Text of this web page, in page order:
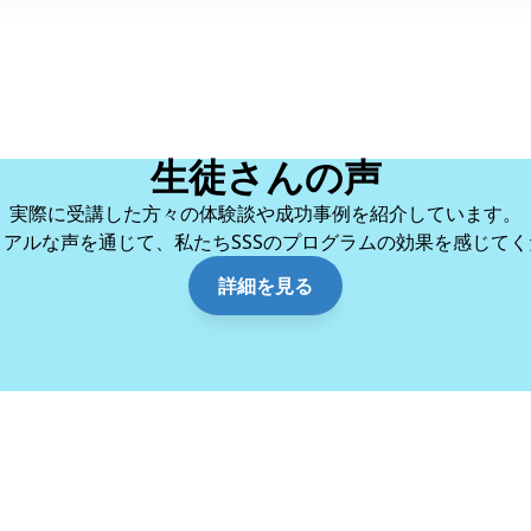
生徒さんの声
実際に受講した方々の体験談や成功事例を紹介しています。
ルな声を通じて、私たちSSSのプログラムの効果を感じて
詳細を見る